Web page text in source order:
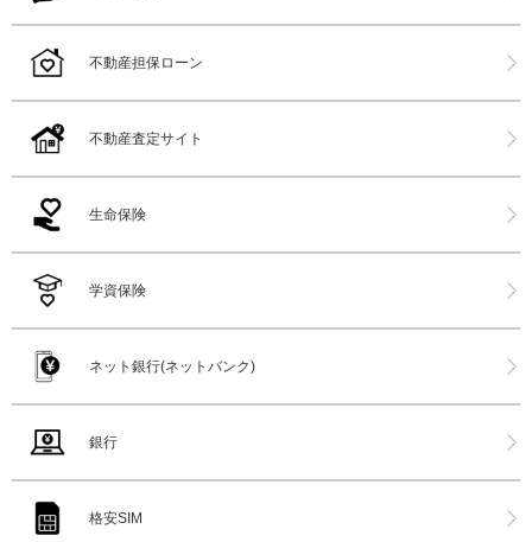
不動産担保ローン
不動産査定サイト
生命保険
学資保険
ネット銀行(ネットバンク)
銀行
格安SIM